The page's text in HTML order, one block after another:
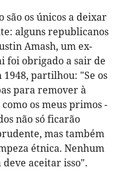
são os únicos a deixar
alguns republicanos
Amash, um ex-
foi obrigado a sair de
1948, partilhou: "Se os
para remover à
os meus primos -
não só ficarão
mas também
étnica. Nenhum
aceitar isso".